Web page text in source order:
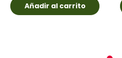
Añadir al carrito